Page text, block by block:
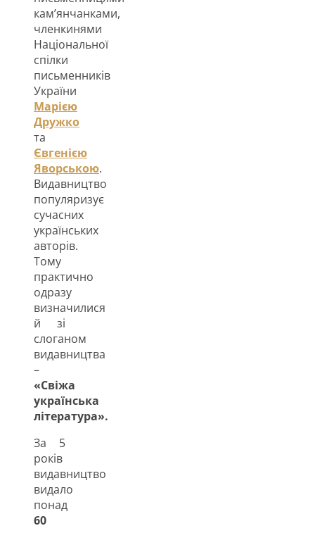
кам’янчанками,
членкинями
Національної
спілки
письменників
України
Марією
Дружко
та
Євгенією
Яворською.
Видавництво
популяризує
сучасних
українських
авторів.
Тому
практично
одразу
визначилися
й зі
слоганом
видавництва
–
«Свіжа
українська
література».
За 5
років
видавництво
видало
понад
60